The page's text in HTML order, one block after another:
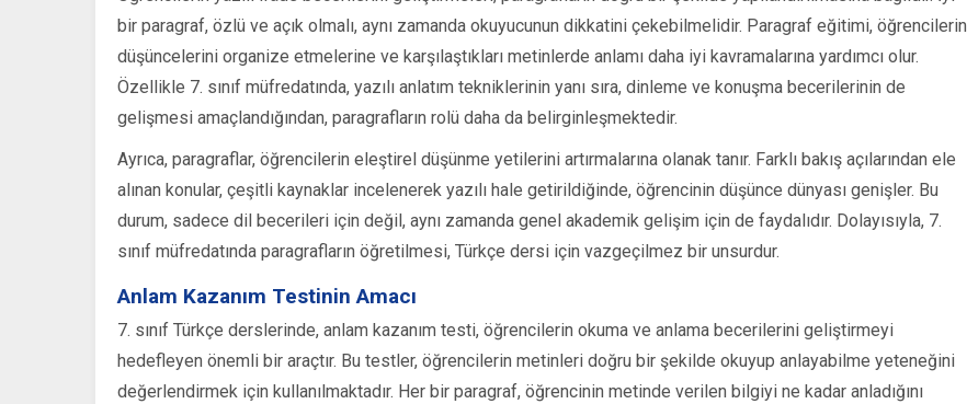
bir paragraf, özlü ve açık olmalı, aynı zamanda okuyucunun dikkatini çekebilmelidir. Paragraf eğitimi, öğrencilerin
düşüncelerini organize etmelerine ve karşılaştıkları metinlerde anlamı daha iyi kavramalarına yardımcı olur.
Özellikle 7. sınıf müfredatında, yazılı anlatım tekniklerinin yanı sıra, dinleme ve konuşma becerilerinin de
gelişmesi amaçlandığından, paragrafların rolü daha da belirginleşmektedir.
Ayrıca, paragraflar, öğrencilerin eleştirel düşünme yetilerini artırmalarına olanak tanır. Farklı bakış açılarından ele
alınan konular, çeşitli kaynaklar incelenerek yazılı hale getirildiğinde, öğrencinin düşünce dünyası genişler. Bu
durum, sadece dil becerileri için değil, aynı zamanda genel akademik gelişim için de faydalıdır. Dolayısıyla, 7.
sınıf müfredatında paragrafların öğretilmesi, Türkçe dersi için vazgeçilmez bir unsurdur.
Anlam Kazanım Testinin Amacı
7. sınıf Türkçe derslerinde, anlam kazanım testi, öğrencilerin okuma ve anlama becerilerini geliştirmeyi
hedefleyen önemli bir araçtır. Bu testler, öğrencilerin metinleri doğru bir şekilde okuyup anlayabilme yeteneğini
değerlendirmek için kullanılmaktadır. Her bir paragraf, öğrencinin metinde verilen bilgiyi ne kadar anladığını